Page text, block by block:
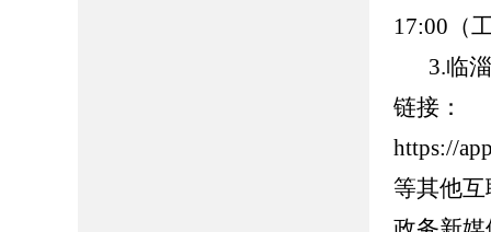
17:00（
3.临
链接：
https://
等其他